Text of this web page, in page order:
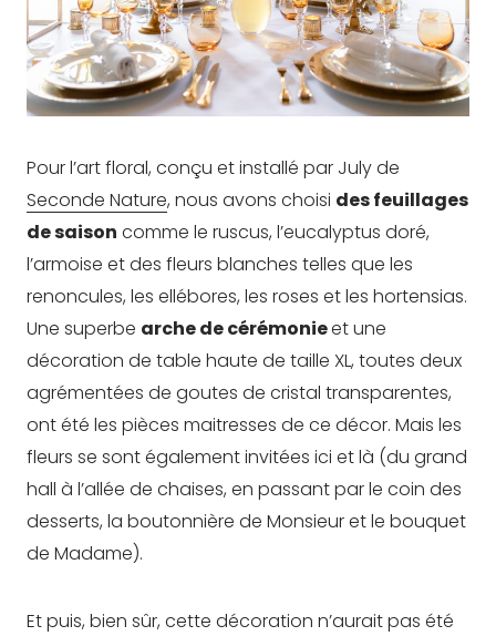
Pour l’art floral, conçu et installé par July de
Seconde Nature, nous avons choisi des feuillages
de saison comme le ruscus, l’eucalyptus doré,
l’armoise et des fleurs blanches telles que les
renoncules, les ellébores, les roses et les hortensias.
Une superbe arche de cérémonieet une
décoration de table haute de taille XL, toutes deux
agrémentées de goutes de cristal transparentes,
ont été les pièces maitresses de ce décor. Mais les
fleurs se sont également invitées ici et là (du grand
hall à l’allée de chaises, en passant par le coin des
desserts, la boutonnière de Monsieur et le bouquet
de Madame).
Et puis, bien sûr, cette décoration n’aurait pas été